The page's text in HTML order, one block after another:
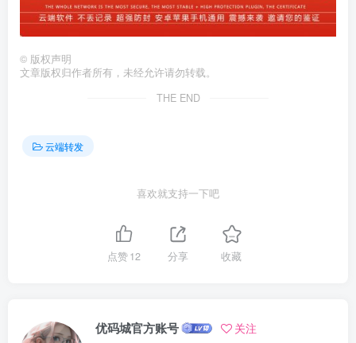
© 版权声明
文章版权归作者所有，未经允许请勿转载。
THE END
云端转发
喜欢就支持一下吧
点赞12 分享 收藏
优码城官方账号 关注